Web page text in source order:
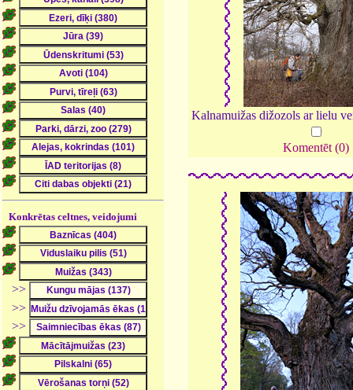
Konkrētas celtnes, veidojumi
>>
>>
>>
Kalnamuižas dižozols ar lielu
Komentēt (0)